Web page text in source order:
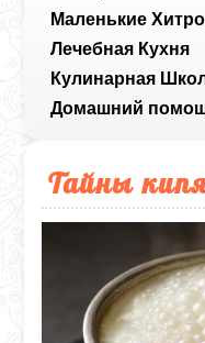
Маленькие
Лечебная Кухня
Кулинарная
Домашний
Тайны